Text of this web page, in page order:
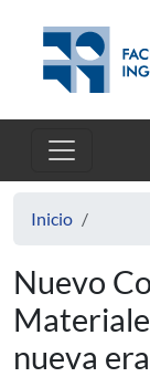
Inicio
Nuevo
nueva